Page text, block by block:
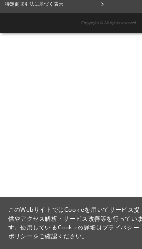
特定商取引法に基づく表示
Copyright © All rights reserved.
このWebサイトではCookieを用いてサービス提
供やアクセス解析・サービス改善等を行っていま
す。使用しているCookieの詳細はプライバシー
ポリシーをご確認ください。